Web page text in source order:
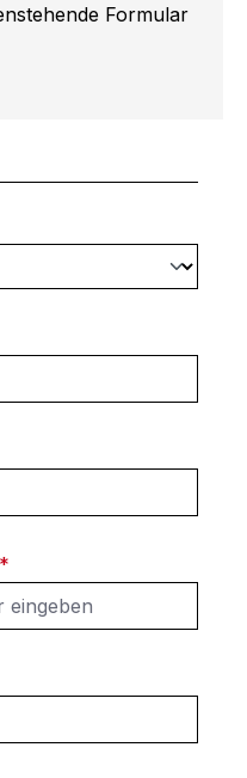
Formular
*